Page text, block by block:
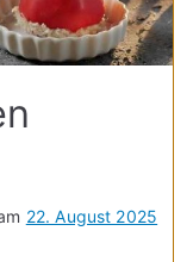
22. August 2025